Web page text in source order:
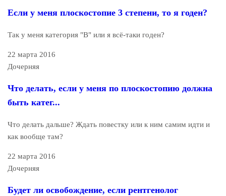
Если у меня плоскостопие 3 степени, то я годен?
Так у меня категория "В" или я всё-таки годен?
22 марта 2016
Дочерняя
Что делать, если у меня по плоскостопию должна
быть катег...
Что делать дальше? Ждать повестку или к ним самим идти и
как вообще там?
22 марта 2016
Дочерняя
Будет ли освобождение, если рентгенолог